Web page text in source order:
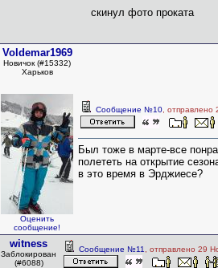
скинул фото проката
Voldemar1969
Новичок (#15332)
Харьков
Оценить
сообщение!
Сообщение №10 ,
Был тоже в марте-все
полететь на открытие
в это время в Эрджиесе?
witness
Заблокирован
(#6088)
Сообщение №11 , отправлено 29